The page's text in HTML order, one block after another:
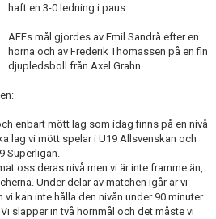
haft en 3-0 ledning i paus.
ÄFFs mål gjordes av Emil Sandrå efter en
hörna och av Frederik Thomassen på en fin
djupledsboll från Axel Grahn.
enbart mött lag som idag finns på en nivå
lag vi mött spelar i U19 Allsvenskan och
Superligan.
oss deras nivå men vi är inte framme än,
Under delar av matchen igår är vi
kan inte hålla den nivån under 90 minuter
släpper in två hörnmål och det måste vi